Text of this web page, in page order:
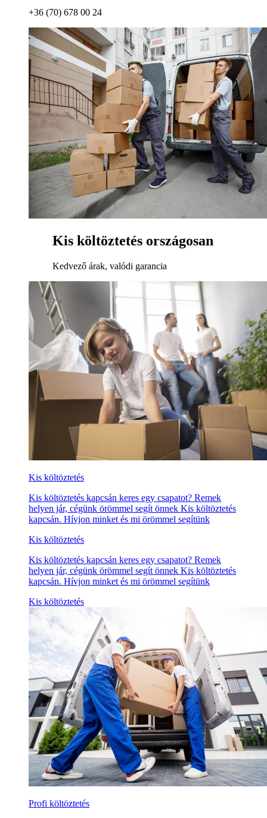
+36 (70) 678 00 24
Kis költöztetés országosan
Kedvező árak, valódi garancia
Kis költöztetés
Kis költöztetés kapcsán keres egy csapatot? Remek
helyen jár, cégünk örömmel segít önnek Kis költöztetés
kapcsán. Hívjon minket és mi örömmel segítünk
Kis költöztetés
Kis költöztetés kapcsán keres egy csapatot? Remek
helyen jár, cégünk örömmel segít önnek Kis költöztetés
kapcsán. Hívjon minket és mi örömmel segítünk
Kis költöztetés
Profi költöztetés